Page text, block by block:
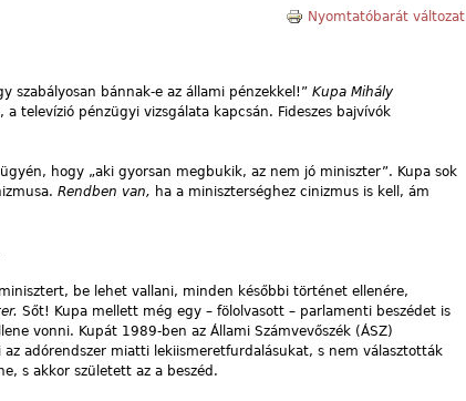
Nyomtatóbarát változat
szabályosan bánnak-e az állami pénzekkel!” Kupa Mihály
televízió pénzügyi vizsgálata kapcsán. Fideszes bajvívók
hogy „aki gyorsan megbukik, az nem jó miniszter”. Kupa sok
Rendben van, ha a miniszterséghez cinizmus is kell, ám
be lehet vallani, minden későbbi történet ellenére,
Sőt! Kupa mellett még egy – fölolvasott – parlamenti beszédet is
vonni. Kupát 1989-ben az Állami Számvevőszék (ÁSZ)
adórendszer miatti lekiismeretfurdalásukat, s nem választották
s akkor született az a beszéd.